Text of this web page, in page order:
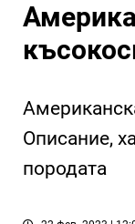
Описание,
породата